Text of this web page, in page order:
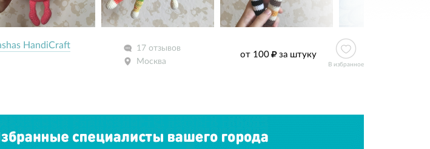
HandiCraft
17 отзывов
Москва
от 100 за штуку
В избранное